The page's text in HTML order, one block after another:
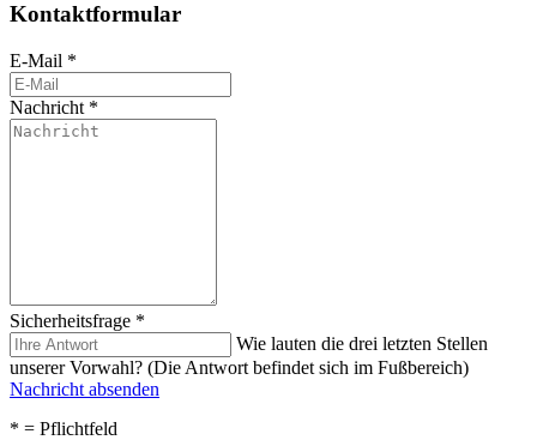
Kontaktformular
E-Mail *
Nachricht *
Sicherheitsfrage *
Wie lauten die drei letzten Stellen
unserer Vorwahl? (Die Antwort befindet sich im Fußbereich)
Nachricht absenden
* = Pflichtfeld